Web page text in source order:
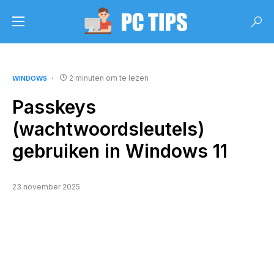
WINDOWS 2 minuten om te lezen
Passkeys
(wachtwoordsleutels)
gebruiken in Windows 11
23 november 2025